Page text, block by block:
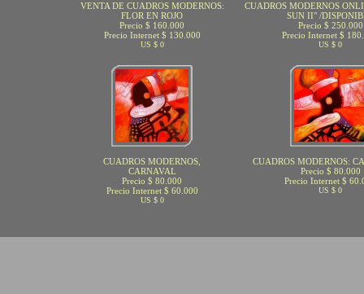
VENTA DE CUADROS MODERNOS:
FLOR EN ROJO
Precio $ 160.000
Precio Internet $ 130.000
US $ 0
CUADROS MODERNOS
SUN II" /
Precio $ 250.000
Precio Internet $
US $ 0
CUADROS MODERNOS,
CARNAVAL
Precio $ 80.000
Precio Internet $ 60.000
US $ 0
CUADROS MODERNOS:
Precio $ 80.000
Precio Internet $
US $ 0